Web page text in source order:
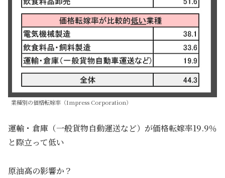
業種別の価格転嫁率（Impress Corporation）
運輸・倉庫（一般貨物自動運送など）が価格転嫁率19.9％
と際立って低い
原油高の影響か？